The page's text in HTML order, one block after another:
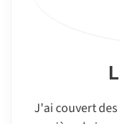
J'ai couvert